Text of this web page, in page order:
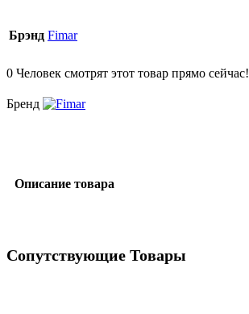
Брэнд Fimar
0 Человек смотрят этот товар прямо сейчас!
Бренд
Описание товара
Сопутствующие Товары